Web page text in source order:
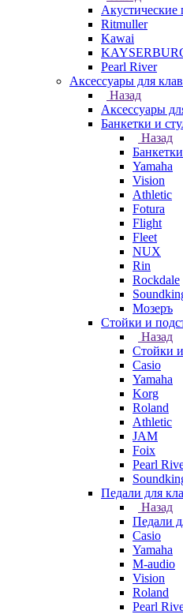
Акустические
Ritmuller
Kawai
Pearl River
Аксессуары для
Назад
Аксессуары
Банкетки и
Назад
Yamaha
Vision
Athletic
Fotura
Flight
Fleet
NUX
Rin
Rockdale
Мозеръ
Стойки и
Назад
Стойки
Casio
Yamaha
Korg
Roland
Athletic
JAM
Foix
Pearl
Педали для
Назад
Педали
Casio
Yamaha
M-audio
Vision
Roland
Pearl